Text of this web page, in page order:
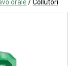
orale /Collutori